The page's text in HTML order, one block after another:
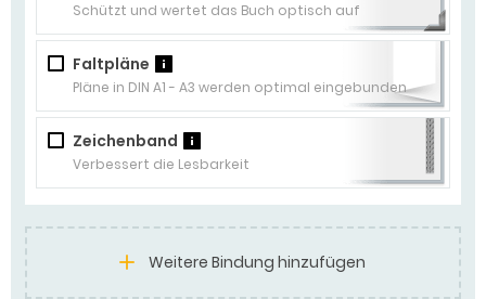
Schützt und wertet das Buch optisch auf
Faltpläne
Pläne in DIN A1 - A3 werden optimal eingebunden
Zeichenband
Verbessert die Lesbarkeit
Weitere Bindung hinzufügen